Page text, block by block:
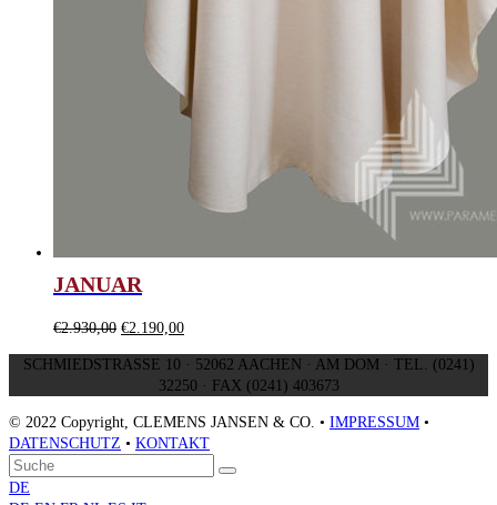
JANUAR
€2.930,00 Ursprünglicher
war:
€2.930,00
€2.190,00Aktueller
ist:
€2.190,00.
SCHMIEDSTRASSE 10 · 52062 AACHEN · AM DOM · TEL. (0241)
32250 · FAX (0241) 403673
© 2022 Copyright, CLEMENS JANSEN & CO. • IMPRESSUM •
DATENSCHUTZ • KONTAKT
An
den
Suche
Senden
DE